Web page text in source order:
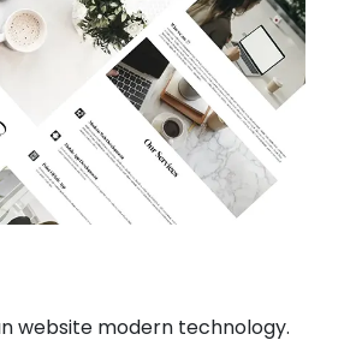
website modern technology.